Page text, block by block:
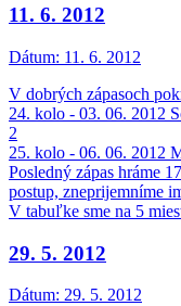
11. 6. 2012
Dátum: 11. 6. 2012
V dobrých zápasoch
24. kolo - 03. 06. 2012
2
25. kolo - 06. 06. 2012
Posledný zápas hráme
postup, zneprijemníme
V tabuľke sme na 5
29. 5. 2012
Dátum: 29. 5. 2012